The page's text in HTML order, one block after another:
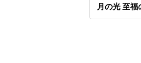
月の光 至福